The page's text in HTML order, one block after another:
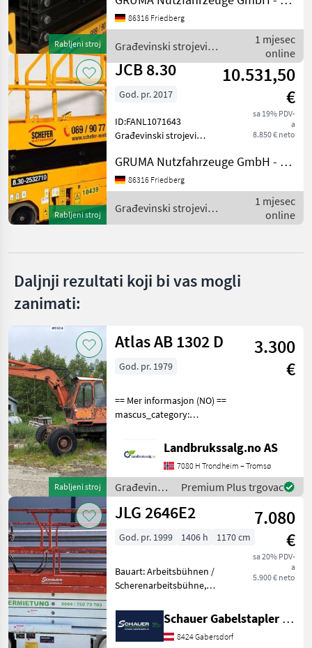
Manitou
JLG
Snorkel
Haulotte
Prikaži
sve
MARKETPLACE
Marketplace
Ponude
Rabljeni stroj
86316 Friedberg
Građevinski strojevi /
JCB
1 mjesec
online
Rabljeni stroj
JCB 8.30
10.531,50
€
sa 19% PDV-
a
8.850 € neto
God. pr. 2017
ID:FANL1071643
Građevinski strojevi
GRUMA Nutzfahrzeuge GmbH - Staplertechnik
86316 Friedberg
Građevinski strojevi /
JCB
1 mjesec
online
Daljnji rezultati koji bi vas mogli
zanimati:
Rabljeni stroj
Atlas AB 1302 D
3.300
€
God. pr. 1979
== Mer informasjon (NO) ==
mascus_category:
reference number upon
request: 9504 See
en.landbrukssalg.no/9504
for more images Specificati
Landbrukssalg.no AS
7080 H Trondheim – Tromsø
Građevinski
strojevi /
Atlas
Premium Plus trgovac
JLG 2646E2
7.080
€
sa 20% PDV-
a
5.900 € neto
God. pr. 1999 1406 h 1170 cm
Bauart: Arbeitsbühnen /
Scherenarbeitsbühne,
7920mm, Batterie: Trojan
PzS 6V 225Ah Zustand: 60 -
80%, Bereifung vorne:
Schauer Gabelstapler GmbH
8424 Gabersdorf